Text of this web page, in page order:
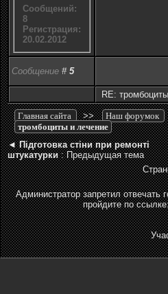
Сообщений:
8
Регистрация:
20.02.2012
Сообщение # 5
RE:
Главная сайта >> Наш форумок
тромбоциты и лечение
◄Підготовка стіни при ремонті
штукатурки: Предыдущая тема
Администратор запретил отвечать
пройдите по